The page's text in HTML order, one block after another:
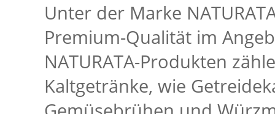
Unter der Marke
Premium-Qualität im
NATURATA-Produkten
Kaltgetränke, wie